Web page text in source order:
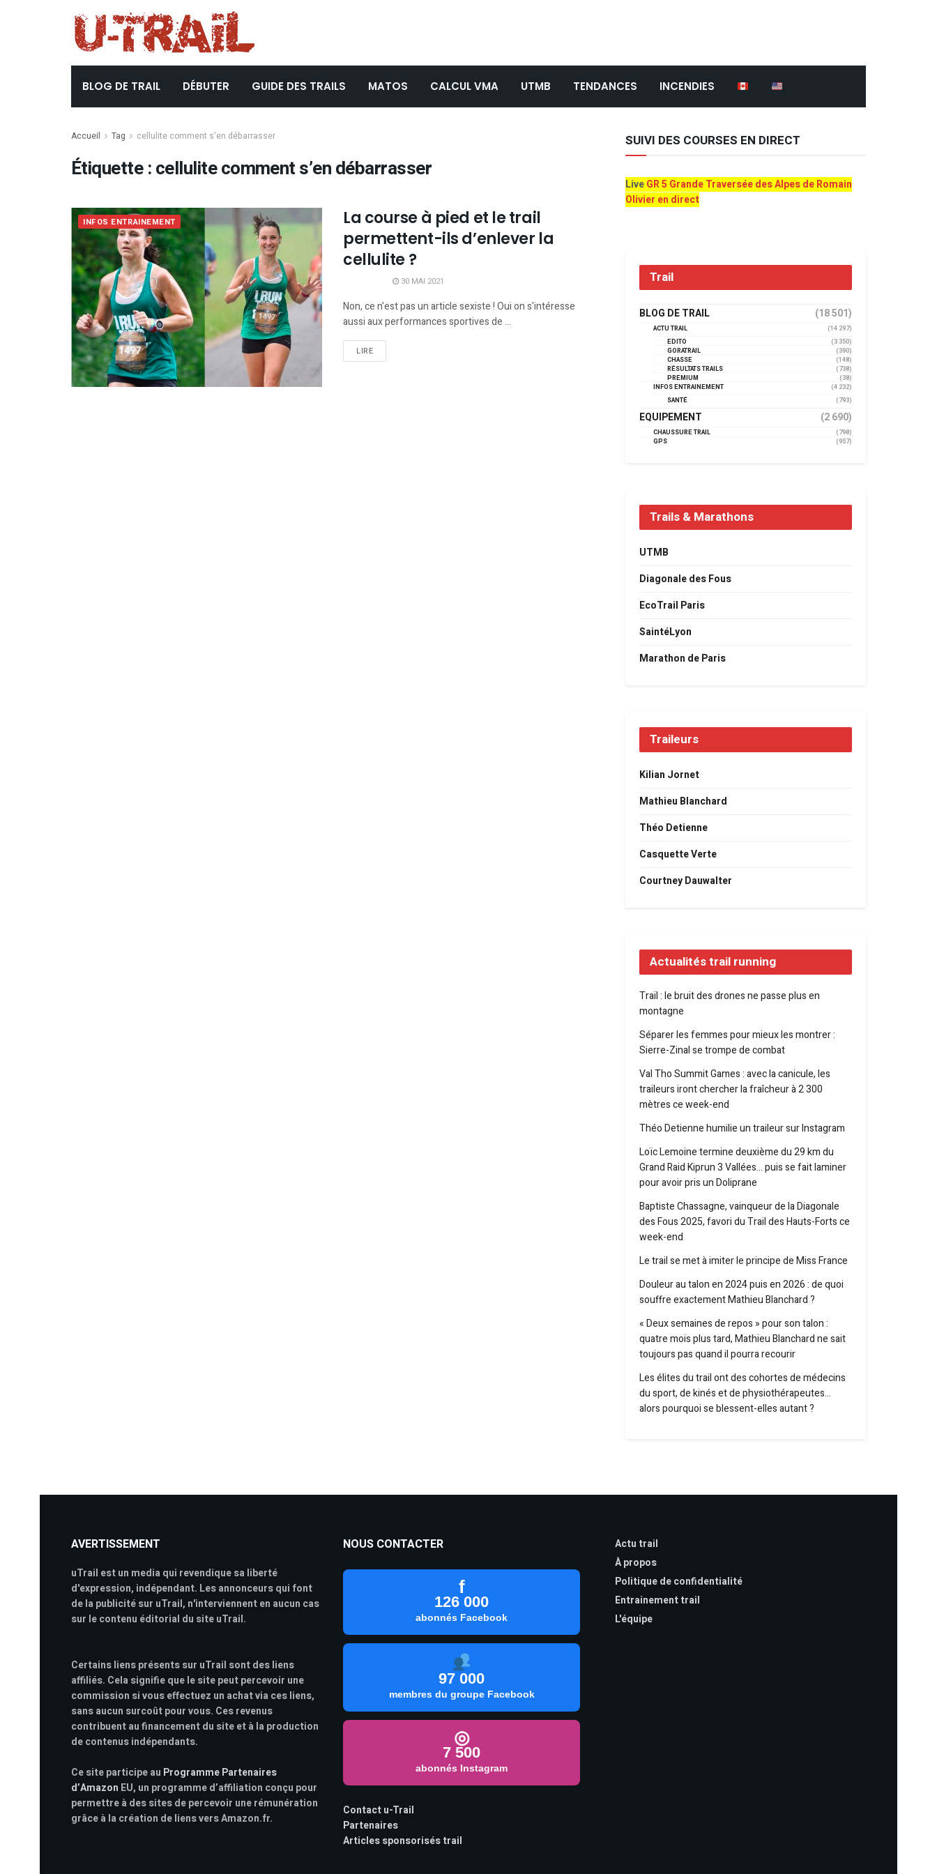
BLOG DE TRAIL DÉBUTER GUIDE DES TRAILS MATOS CALCUL VMA UTMB TENDANCES INCENDIES
Accueil Tag cellulite comment s'en débarrasser
Étiquette :cellulite comment s’en débarrasser
INFOS ENTRAINEMENT
La course à pied et le trail
permettent-ils d’enlever la
cellulite ?
30 MAI 2021
Non, ce n'est pas un article sexiste ! Oui on s'intéresse
aussi aux performances sportives de ...
LIRE
SUIVI DES COURSES EN DIRECT
LiveGR 5 Grande Traversée des Alpes de Romain
Olivier en direct
Trail
BLOG DE TRAIL (18 501)
ACTU TRAIL
(14 297)
EDITO
(3 350)
GORATRAIL
(390)
CHASSE
(148)
RÉSULTATS TRAILS
(738)
PREMIUM
(38)
INFOS ENTRAINEMENT
(4 232)
SANTÉ
(793)
EQUIPEMENT (2 690)
CHAUSSURE TRAIL
(798)
GPS
(957)
Trails & Marathons
UTMB
Diagonale des Fous
EcoTrail Paris
SaintéLyon
Marathon de Paris
Traileurs
Kilian Jornet
Mathieu Blanchard
Théo Detienne
Casquette Verte
Courtney Dauwalter
Actualités trail running
Trail : le bruit des drones ne passe plus en
montagne
Séparer les femmes pour mieux les montrer :
Sierre-Zinal se trompe de combat
Val Tho Summit Games : avec la canicule, les
traileurs iront chercher la fraîcheur à 2 300
mètres ce week-end
Théo Detienne humilie un traileur sur Instagram
Loïc Lemoine termine deuxième du 29 km du
Grand Raid Kiprun 3 Vallées… puis se fait laminer
pour avoir pris un Doliprane
Baptiste Chassagne, vainqueur de la Diagonale
des Fous 2025, favori du Trail des Hauts-Forts ce
week-end
Le trail se met à imiter le principe de Miss France
Douleur au talon en 2024 puis en 2026 : de quoi
souffre exactement Mathieu Blanchard ?
« Deux semaines de repos » pour son talon :
quatre mois plus tard, Mathieu Blanchard ne sait
toujours pas quand il pourra recourir
Les élites du trail ont des cohortes de médecins
du sport, de kinés et de physiothérapeutes…
alors pourquoi se blessent-elles autant ?
AVERTISSEMENT
uTrail est un media qui revendique sa liberté
d'expression, indépendant. Les annonceurs qui font
de la publicité sur uTrail, n'interviennent en aucun cas
sur le contenu éditorial du site uTrail.
Certains liens présents sur uTrail sont des liens
affiliés. Cela signifie que le site peut percevoir une
commission si vous effectuez un achat via ces liens,
sans aucun surcoût pour vous. Ces revenus
contribuent au financement du site et à la production
de contenus indépendants.
Ce site participe au Programme Partenaires
d’Amazon EU, un programme d’affiliation conçu pour
permettre à des sites de percevoir une rémunération
grâce à la création de liens vers Amazon.fr.
NOUS CONTACTER
f
126 000
abonnés Facebook
97 000
membres du groupe Facebook
◎
7 500
abonnés Instagram
Contact u-Trail
Partenaires
Articles sponsorisés trail
Actu trail
À propos
Politique de confidentialité
Entrainement trail
L'équipe